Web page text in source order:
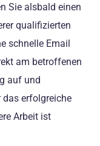
Sie alsbald einen
qualifizierten
schnelle Email
am betroffenen
auf und
erfolgreiche
Arbeit ist